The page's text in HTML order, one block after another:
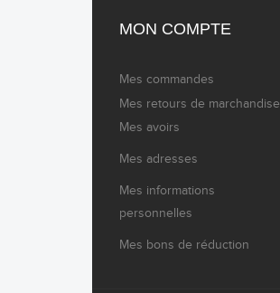
MON COMPTE
Mes commandes
Mes retours de marchandise
Mes avoirs
Mes adresses
Mes informations
personnelles
Mes bons de réduction